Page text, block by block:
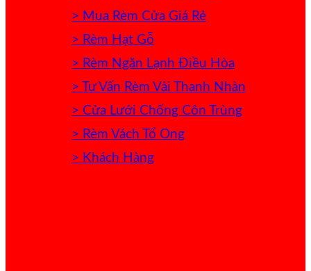
> Mua Rèm Cửa Giá Rẻ
> Rèm Hạt Gỗ
> Rèm Ngăn Lạnh Điều Hòa
> Tư Vấn Rèm Vải Thanh Nhàn
> Cửa Lưới Chống Côn Trùng
> Rèm Vách Tổ Ong
> Khách Hàng